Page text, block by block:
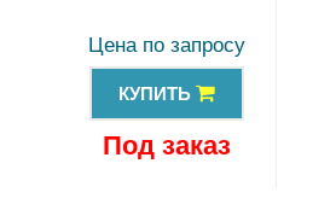
Цена по запросу
КУПИТЬ
Под заказ